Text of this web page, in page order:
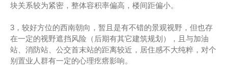
块关系较为紧密，整体容积率偏高，楼间距偏小。
3，较好方位的西南朝向，暂且是有不错的景观视野，但也存
在一定的视野遮挡风险（后期有其它建筑规划），且与加油
站、消防站、公交首末站的距离较近，居住感不大纯粹，对个
别置业人群有一定的心理疙瘩影响。